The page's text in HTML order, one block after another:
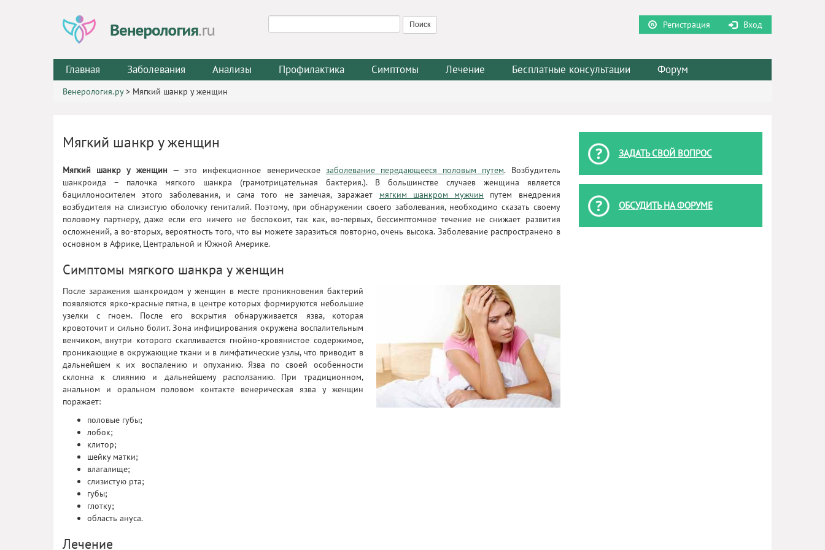
Регистрация Вход
Главная Заболевания Анализы Профилактика Симптомы Лечение Бесплатные консультации Форум
Венерология.ру> Мягкий шанкр у женщин
Мягкий шанкр у женщин
Мягкий шанкр у женщин — это инфекционное венерическое заболевание передающееся половым путем. Возбудитель
шанкроида – палочка мягкого шанкра (грамотрицательная бактерия.). В большинстве случаев женщина является
бациллоносителем этого заболевания, и сама того не замечая, заражает мягким шанкром мужчин путем внедрения
возбудителя на слизистую оболочку гениталий. Поэтому, при обнаружении своего заболевания, необходимо сказать своему
половому партнеру, даже если его ничего не беспокоит, так как, во-первых, бессимптомное течение не снижает развития
осложнений, а во-вторых, вероятность того, что вы можете заразиться повторно, очень высока. Заболевание распространено в
основном в Африке, Центральной и Южной Америке.
Симптомы мягкого шанкра у женщин
После заражения шанкроидом у женщин в месте проникновения бактерий
появляются ярко-красные пятна, в центре которых формируются небольшие
узелки с гноем. После его вскрытия обнаруживается язва, которая
кровоточит и сильно болит. Зона инфицирования окружена воспалительным
венчиком, внутри которого скапливается гнойно-кровянистое содержимое,
проникающие в окружающие ткани и в лимфатические узлы, что приводит в
дальнейшем к их воспалению и опуханию. Язва по своей особенности
склонна к слиянию и дальнейшему расползанию. При традиционном,
анальном и оральном половом контакте венерическая язва у женщин
поражает:
половые губы;
лобок;
клитор;
шейку матки;
влагалище;
слизистую рта;
губы;
глотку;
область ануса.
Лечение
ЗАДАТЬ СВОЙ ВОПРОС
ОБСУДИТЬ НА ФОРУМЕ